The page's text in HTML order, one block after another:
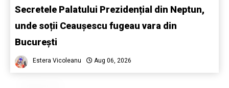
Secretele Palatului Prezidențial din Neptun,
unde soții Ceaușescu fugeau vara din
București
Estera Vicoleanu Aug 06, 2026